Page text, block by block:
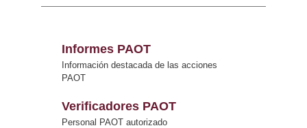
Informes PAOT
Información destacada de las acciones
PAOT
Verificadores PAOT
Personal PAOT autorizado